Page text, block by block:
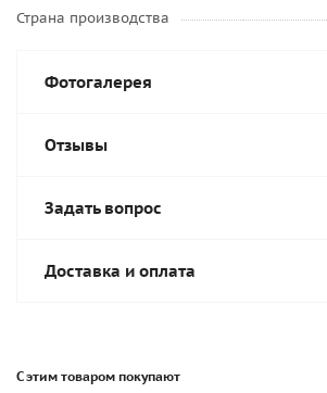
Страна производства
Фотогалерея
Отзывы
Задать вопрос
Доставка и оплата
С этим товаром покупают